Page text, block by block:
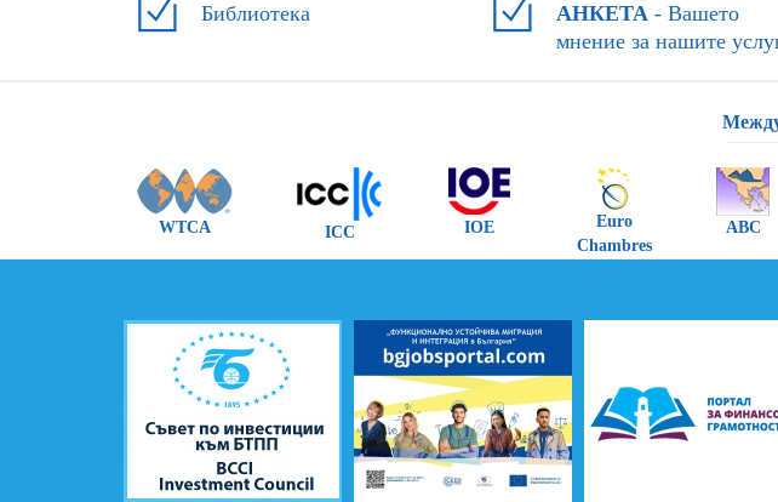
Библиотека АНКЕТА- Вашето
мнение за нашите
WTCA ICC IOE
Euro
Chambres
ABC